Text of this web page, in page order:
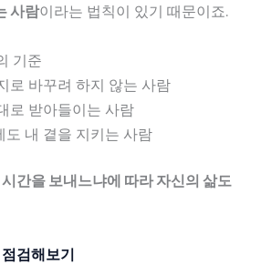
사람이라는 법칙이 있기 때문이죠.
기준
로 바꾸려 하지 않는 사람
로 받아들이는 사람
도 내 곁을 지키는 사람
간을 보내느냐에 따라 자신의 삶도
검해보기